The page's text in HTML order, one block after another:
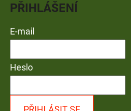
PŘIHLÁŠENÍ
E-mail
Heslo